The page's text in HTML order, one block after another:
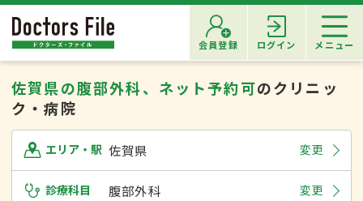
会員登録 ログイン メニュー
佐賀県の腹部外科、ネット予約可のクリニッ
ク・病院
エリア・駅 佐賀県 変更
診療科目 腹部外科 変更